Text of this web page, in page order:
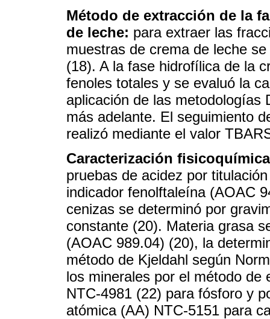
Método de extracción de la
de leche: para extraer las
muestras de crema de leche
(18). A la fase hidrofílica de la
fenoles totales y se evaluó la
aplicación de las metodologías
más adelante. El seguimiento
realizó mediante el valor
Caracterización
pruebas de acidez por
indicador fenolftaleína (AOAC
cenizas se determinó por
constante (20). Materia grasa
(AOAC 989.04) (20), la
método de Kjeldahl según
los minerales por el método
NTC-4981 (22) para fósforo y
atómica (AA) NTC-5151 para